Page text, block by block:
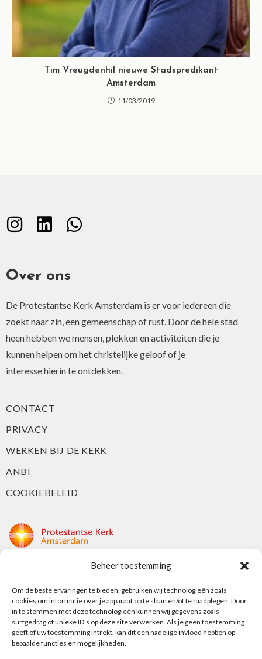
Beheer toestemming
Om de beste ervaringen te bieden, gebruiken wij technologieën zoals
cookies om informatie over je apparaat op te slaan en/of te raadplegen. Door
in te stemmen met deze technologieën kunnen wij gegevens zoals
surfgedrag of unieke ID's op deze site verwerken. Als je geen toestemming
geeft of uw toestemming intrekt, kan dit een nadelige invloed hebben op
bepaalde functies en mogelijkheden.
Tim Vreugdenhil nieuwe Stadspredikant
Amsterdam
11/03/2019
Over ons
De Protestantse Kerk Amsterdam is er voor iedereen die
zoekt naar zin, een gemeenschap of rust. Door de hele stad
heen hebben we mensen, plekken en activiteiten die je
kunnen helpen om het christelijke geloof of je
interesse hierin te ontdekken.
CONTACT
PRIVACY
WERKEN BIJ DE KERK
ANBI
COOKIEBELEID
Nieuwe Herengracht 18
1018 DP Amsterdam
t: 020 5353 700
e: info@protestantsamsterdam.nl